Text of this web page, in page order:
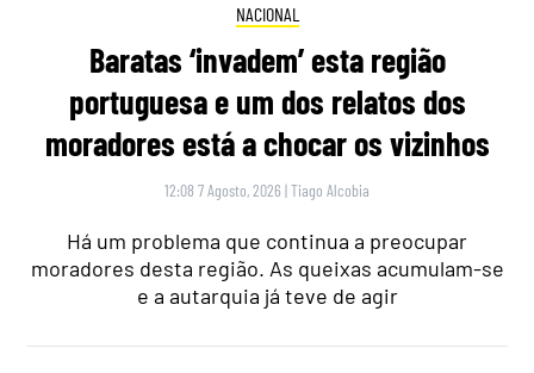
NACIONAL
Baratas ‘invadem’ esta região
portuguesa e um dos relatos dos
moradores está a chocar os vizinhos
12:08 7 Agosto, 2026 |Tiago Alcobia
Há um problema que continua a preocupar
moradores desta região. As queixas acumulam-se
e a autarquia já teve de agir